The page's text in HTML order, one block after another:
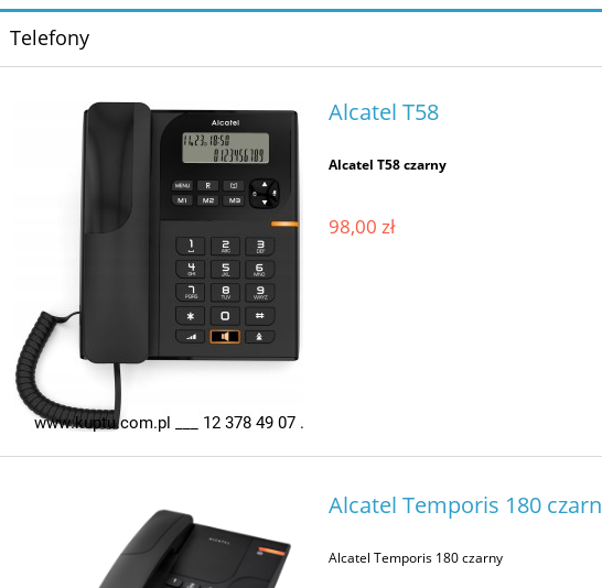
Telefony
Alcatel T58
Alcatel T58 czarny
98,00 zł
Alcatel Temporis 180
Alcatel Temporis 180 czarny